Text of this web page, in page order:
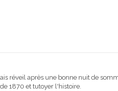
réveil après une bonne nuit de
1870 et tutoyer l'histoire.